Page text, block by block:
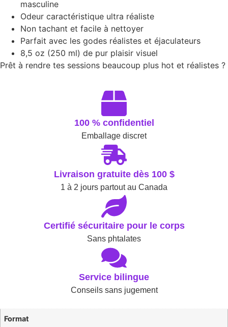
masculine
Odeur caractéristique ultra réaliste
Non tachant et facile à nettoyer
Parfait avec les godes réalistes et éjaculateurs
8,5 oz (250 ml) de pur plaisir visuel
Prêt à rendre tes sessions beaucoup plus hot et réalistes ?
100 % confidentiel
Emballage discret
Livraison gratuite dès 100 $
1 à 2 jours partout au Canada
Certifié sécuritaire pour le corps
Sans phtalates
Service bilingue
Conseils sans jugement
Format